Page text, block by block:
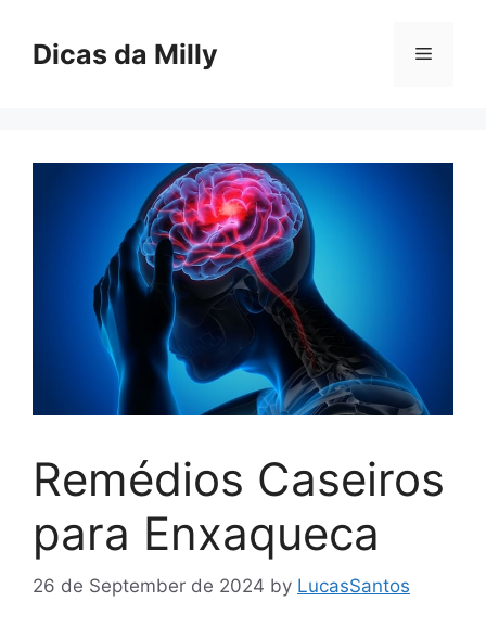
contentDicas da Milly Menu
Remédios Caseiros
para Enxaqueca
26 de September de 2024 by LucasSantos